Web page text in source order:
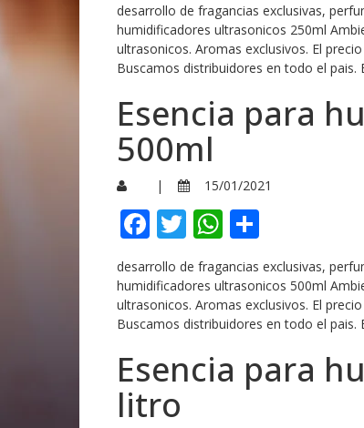
desarrollo de fragancias exclusivas,
humidificadores ultrasonicos 250ml
ultrasonicos. Aromas exclusivos. El
Buscamos distribuidores en todo el
Esencia para
500ml
| 15/01/2021
Facebook
TwitterWhatsApp
desarrollo de fragancias exclusivas,
humidificadores ultrasonicos 500ml
ultrasonicos. Aromas exclusivos. El
Buscamos distribuidores en todo el
Esencia para
litro